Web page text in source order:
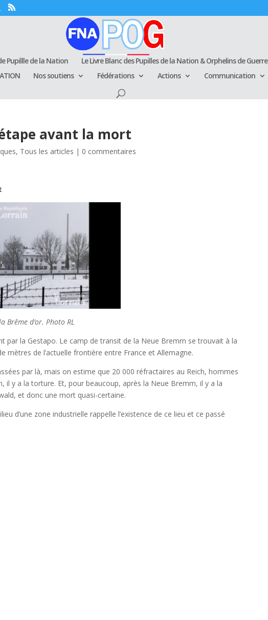
Pupillle de la Nation Le Livre Blanc des Pupilles de la Nation & Orphelins de Guerre
Nos soutiens Fédérations Actions Communication
avant la mort
, Tous les articles | 0 commentaires
Brême d’or. Photo RL
par la Gestapo. Le camp de transit de la Neue Bremm se trouvait à la
mètres de l’actuelle frontière entre France et Allemagne.
par là, mais on estime que 20 000 réfractaires au Reich, hommes
il y a la torture. Et, pour beaucoup, après la Neue Bremm, il y a la
et donc une mort quasi-certaine.
d’une zone industrielle rappelle l’existence de ce lieu et ce passé